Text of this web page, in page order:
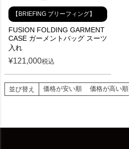
【BRIEFING ブリーフィング】
FUSION FOLDING GARMENT
CASE ガーメントバッグ スーツ
入れ
¥121,000税込
並び替え 価格が安い順 価格が高い順